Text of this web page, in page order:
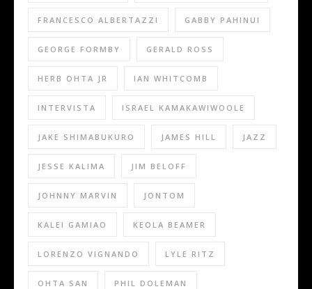
FRANCESCO ALBERTAZZI GABBY PAHINUI
GEORGE FORMBY GERALD ROSS
HERB OHTA JR IAN WHITCOMB
INTERVISTA ISRAEL KAMAKAWIWOOLE
JAKE SHIMABUKURO JAMES HILL JAZZ
JESSE KALIMA JIM BELOFF
JOHNNY MARVIN JONTOM
KALEI GAMIAO KEOLA BEAMER
LORENZO VIGNANDO LYLE RITZ
OHTA SAN PHIL DOLEMAN